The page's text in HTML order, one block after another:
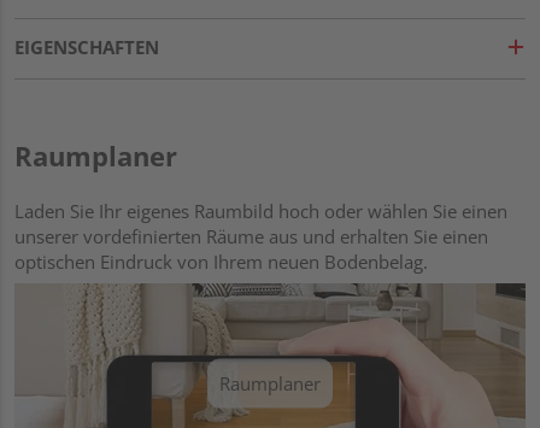
EIGENSCHAFTEN
Raumplaner
Laden Sie Ihr eigenes Raumbild hoch oder wählen Sie einen
unserer vordefinierten Räume aus und erhalten Sie einen
optischen Eindruck von Ihrem neuen Bodenbelag.
Raumplaner